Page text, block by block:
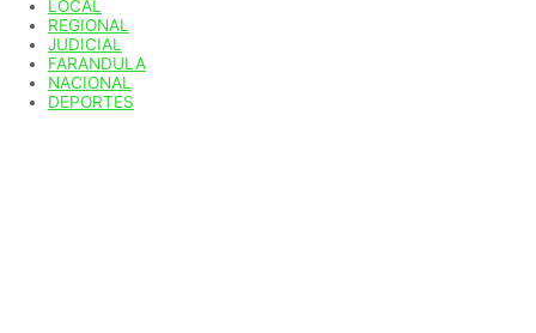
LOCAL
REGIONAL
JUDICIAL
FARANDULA
NACIONAL
DEPORTES